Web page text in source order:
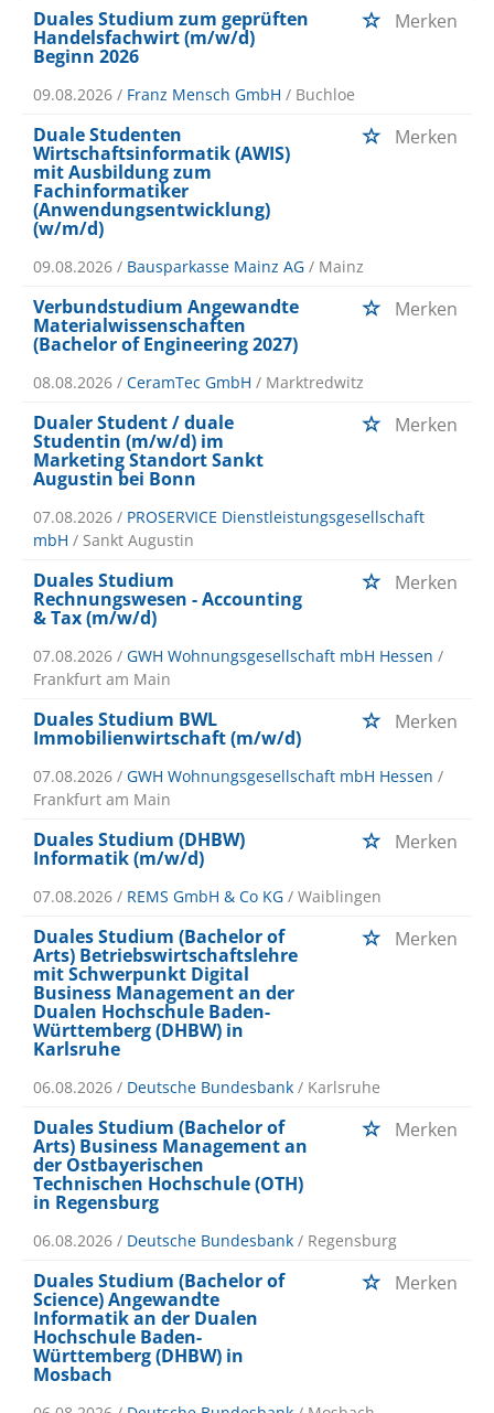
Duales Studium zum geprüften
Handelsfachwirt (m/w/d)
Beginn 2026
Merken
09.08.2026 / Franz Mensch GmbH / Buchloe
Duale Studenten
Wirtschaftsinformatik (AWIS)
mit Ausbildung zum
Fachinformatiker
(Anwendungsentwicklung)
(w/m/d)
Merken
09.08.2026 / Bausparkasse Mainz AG / Mainz
Verbundstudium Angewandte
Materialwissenschaften
(Bachelor of Engineering 2027)
Merken
08.08.2026 / CeramTec GmbH / Marktredwitz
Dualer Student / duale
Studentin (m/w/d) im
Marketing Standort Sankt
Augustin bei Bonn
Merken
07.08.2026 / PROSERVICE Dienstleistungsgesellschaft
mbH / Sankt Augustin
Duales Studium
Rechnungswesen - Accounting
& Tax (m/w/d)
Merken
07.08.2026 / GWH Wohnungsgesellschaft mbH Hessen /
Frankfurt am Main
Duales Studium BWL
Immobilienwirtschaft (m/w/d)
Merken
07.08.2026 / GWH Wohnungsgesellschaft mbH Hessen /
Frankfurt am Main
Duales Studium (DHBW)
Informatik (m/w/d)
Merken
07.08.2026 / REMS GmbH & Co KG / Waiblingen
Duales Studium (Bachelor of
Arts) Betriebswirtschaftslehre
mit Schwerpunkt Digital
Business Management an der
Dualen Hochschule Baden-
Württemberg (DHBW) in
Karlsruhe
Merken
06.08.2026 / Deutsche Bundesbank / Karlsruhe
Duales Studium (Bachelor of
Arts) Business Management an
der Ostbayerischen
Technischen Hochschule (OTH)
in Regensburg
Merken
06.08.2026 / Deutsche Bundesbank / Regensburg
Duales Studium (Bachelor of
Science) Angewandte
Informatik an der Dualen
Hochschule Baden-
Württemberg (DHBW) in
Mosbach
Merken